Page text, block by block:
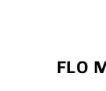
FLO